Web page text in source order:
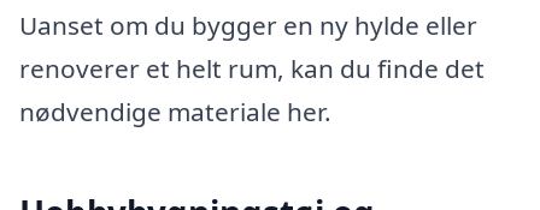
Uanset om du bygger en ny hylde eller
renoverer et helt rum, kan du finde det
nødvendige materiale her.